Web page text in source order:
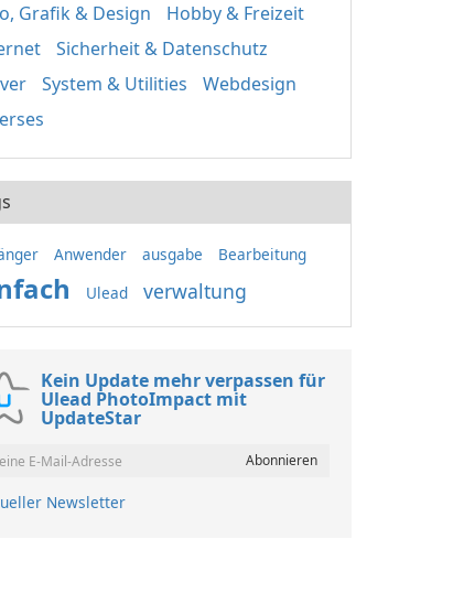
Grafik & Design
Hobby & Freizeit
Sicherheit & Datenschutz
System & Utilities
Webdesign
Anwender ausgabe Bearbeitung
Ulead verwaltung
Kein Update mehr verpassen für
Ulead PhotoImpact mit
UpdateStar
Newsletter